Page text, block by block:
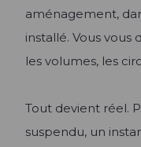
aménagement,
installé. Vous vous
les volumes, les
Tout devient réel.
suspendu, un